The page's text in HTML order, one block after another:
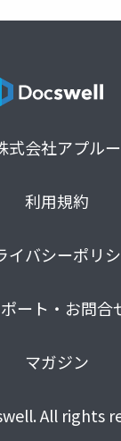
式会社アプル
利用規約
イバシーポリ
ート・お問合
マガジン
All rights